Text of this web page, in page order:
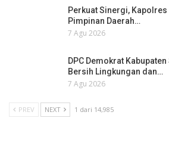
Perkuat Sinergi,
Pimpinan Daerah…
7 Agu 2026
DPC Demokrat
Bersih Lingkungan dan…
7 Agu 2026
PREV NEXT 1 dari 14,985